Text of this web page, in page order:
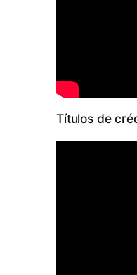
Tí­tu­los de